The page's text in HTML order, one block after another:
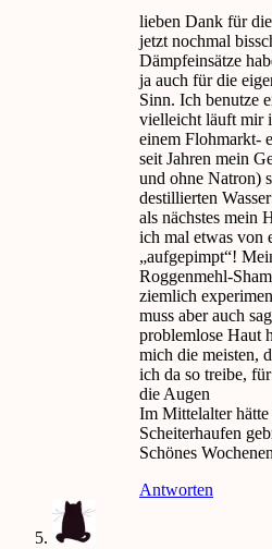
lieben Dank für
jetzt nochmal
Dämpfeinsätze
ja auch für die
Sinn. Ich benutze
vielleicht läuft mir
einem Flohmarkt-
seit Jahren mein
und ohne Natron)
destillierten
als nächstes mein
ich mal etwas von
„aufgepimpt“!
Roggenmehl-
ziemlich
muss aber auch
problemlose Haut
mich die meisten,
ich da so treibe,
die Augen
Im Mittelalter
Scheiterhaufen
Schönes
Antworten